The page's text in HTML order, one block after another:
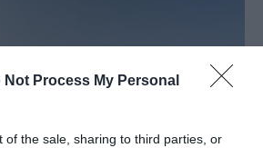
Not Process My Personal
of the sale, sharing to third parties, or